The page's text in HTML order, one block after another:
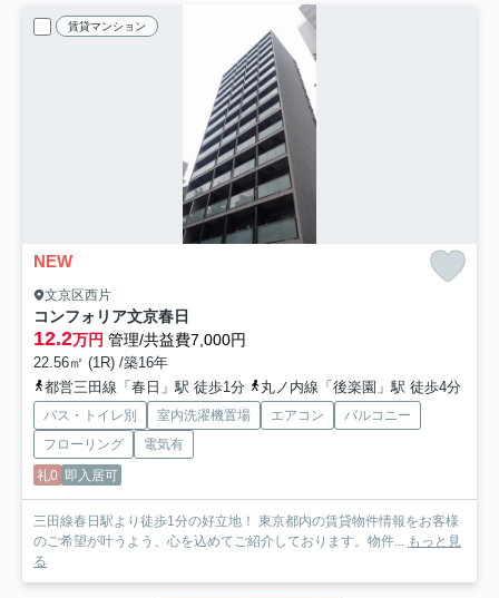
賃貸マンション
NEW
文京区西片
コンフォリア文京春日
12.2万円 管理/共益費7,000円
22.56㎡ (1R) /築16年
都営三田線「春日」駅 徒歩1分
丸ノ内線「後楽園」駅 徒歩4分
バス・トイレ別 室内洗濯機置場 エアコン
バルコニー
フローリング
電気有
礼0 即入居可
三田線春日駅より徒歩1分の好立地！ 東京都内の賃貸物件情報をお客様
のご希望が叶うよう、心を込めてご紹介しております。物件... もっと見
る